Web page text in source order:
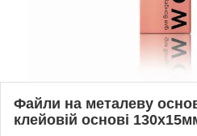
Файли на металеву
клейовій основі